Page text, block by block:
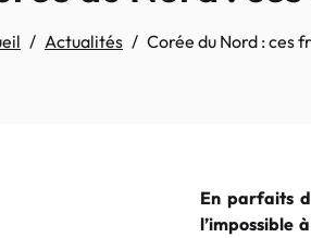
Actualités Corée du Nord : ces
En parfaits
l’impossible